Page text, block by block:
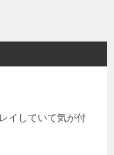
イしていて気が付